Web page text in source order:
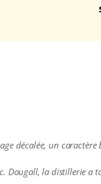
décalée, un caractère
Dougall, la distillerie a